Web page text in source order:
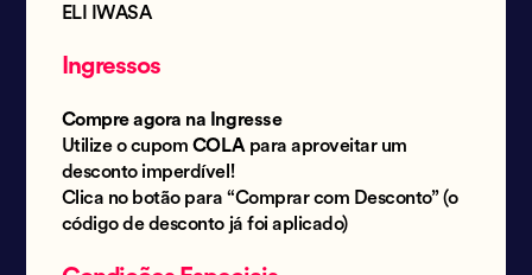
ELI IWASA
Ingressos
Compre agora na Ingresse
Utilize o cupom COLApara aproveitar um
desconto imperdível!
Clica no botão para “Comprar com Desconto” (o
código de desconto já foi aplicado)